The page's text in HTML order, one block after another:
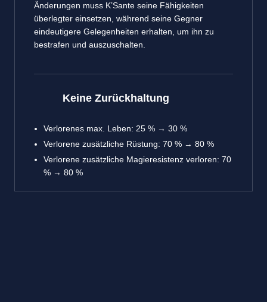
Änderungen muss K’Sante seine Fähigkeiten
überlegter einsetzen, während seine Gegner
eindeutigere Gelegenheiten erhalten, um ihn zu
bestrafen und auszuschalten.
Keine Zurückhaltung
Verlorenes max. Leben: 25 % → 30 %
Verlorene zusätzliche Rüstung: 70 % → 80 %
Verlorene zusätzliche Magieresistenz verloren: 70
% → 80 %